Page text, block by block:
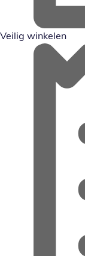
Veilig winkelen